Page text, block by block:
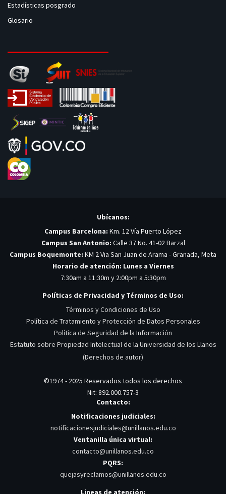
Estadísticas posgrado
Glosario
Ubícanos:
Campus Barcelona: Km. 12 Vía Puerto López
Campus San Antonio: Calle 37 No. 41-02 Barzal
Campus Boquemonte: KM 2 Via San Juan de Arama - Granada, Meta
Horario de atención: Lunes a Viernes
7:30am a 11:30m y 2:00pm a 5:30pm
Políticas de Privacidad y Términos de Uso:
Términos y Condiciones de Uso
Política de Tratamiento y Protección de Datos Personales
Política de Seguridad de la Información
Estatuto sobre Propiedad Intelectual de la Universidad de los Llanos
(Derechos de autor)
©1974 - 2025 Reservados todos los derechos
Nit: 892.000.757-3
Contacto:
Notificaciones judiciales:
notificacionesjudiciales@unillanos.edu.co
Ventanilla única virtual:
contacto@unillanos.edu.co
PQRS:
quejasyreclamos@unillanos.edu.co
Lineas de atención: